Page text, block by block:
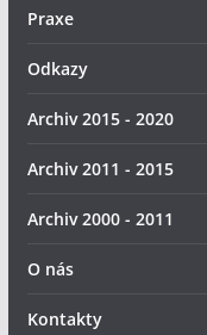
Praxe
Odkazy
Archiv 2015 - 2020
Archiv 2011 - 2015
Archiv 2000 - 2011
O nás
Kontakty